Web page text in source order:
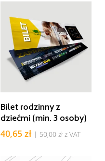
Dodaj Do Koszyka
Bilet rodzinny z
dziećmi (min. 3 osoby)
40,65zł | 50,00zł z VAT